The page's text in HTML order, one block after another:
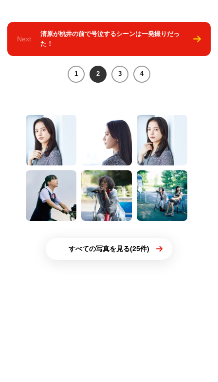
Next
清原が桃井の前で号泣するシーンは一発撮りだっ
た！
1 2 3 4
すべての写真を見る(25件)